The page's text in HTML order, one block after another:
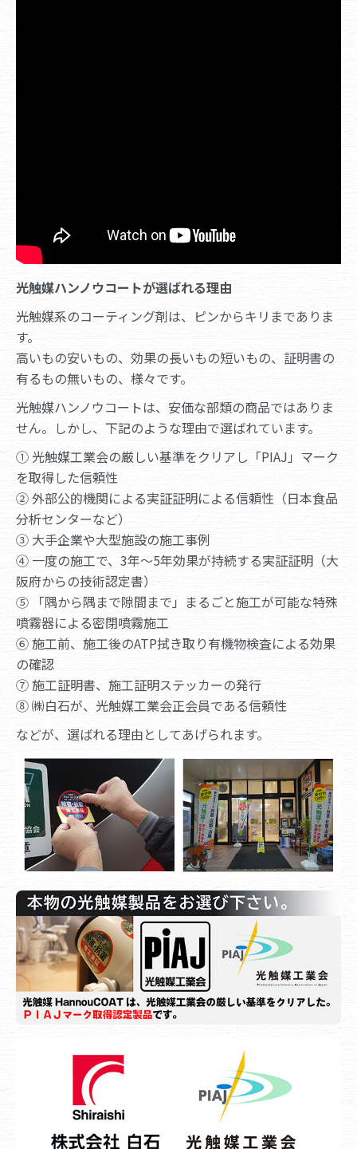
光触媒ハンノウコートが選ばれる理由
光触媒系のコーティング剤は、ピンからキリまでありま
す。
高いもの安いもの、効果の長いもの短いもの、証明書の
有るもの無いもの、様々です。
光触媒ハンノウコートは、安価な部類の商品ではありま
せん。しかし、下記のような理由で選ばれています。
① 光触媒工業会の厳しい基準をクリアし「PIAJ」マーク
を取得した信頼性
② 外部公的機関による実証証明による信頼性（日本食品
分析センターなど）
③ 大手企業や大型施設の施工事例
④ 一度の施工で、3年～5年効果が持続する実証証明（大
阪府からの技術認定書）
⑤ 「隅から隅まで隙間まで」まるごと施工が可能な特殊
噴霧器による密閉噴霧施工
⑥ 施工前、施工後のATP拭き取り有機物検査による効果
の確認
⑦ 施工証明書、施工証明ステッカーの発行
⑧ ㈱白石が、光触媒工業会正会員である信頼性
などが、選ばれる理由としてあげられます。